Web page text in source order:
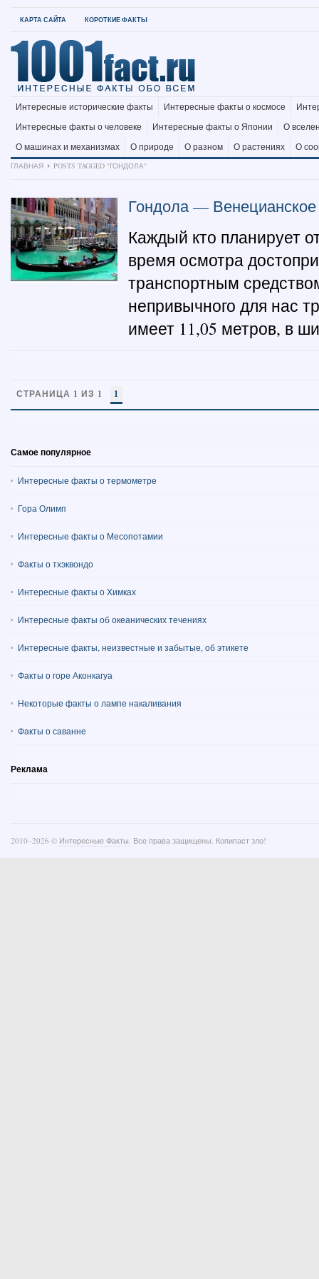
КАРТА САЙТА КОРОТКИЕ ФАКТЫ
Интересные исторические факты Интересные факты о космосе
Интересные факты о человеке
Интересные факты о Японии
О
О машинах и механизмах
О природе О разном О растениях
О
ГЛАВНАЯ
POSTS TAGGED "ГОНДОЛА"
Гондола — Венецианское
Каждый кто планирует
время осмотра
транспортным
непривычного для нас
имеет 11,05 метров, в
СТРАНИЦА 1 ИЗ 1 1
Самое популярное
Интересные факты о термометре
Гора Олимп
Интересные факты о Месопотамии
Факты о тхэквондо
Интересные факты о Химках
Интересные факты об океанических течениях
Интересные факты, неизвестные и забытые, об этикете
Факты о горе Аконкагуа
Некоторые факты о лампе накаливания
Факты о саванне
Реклама
2010–2026 © Интересные Факты. Все права защищены. Копипаст зло!